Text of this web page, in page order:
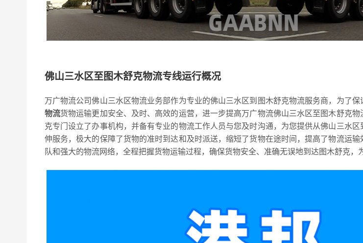
佛山三水区至图木舒克物流专线运行概况
万广物流公司佛山三水区物流业务部作为专业的佛山三水区到图木舒克物流服务商，为了保
物流货物运输更加安全、及时、高效的运营，进一步提高万广物流佛山三水区至图木舒克
克专门设立了办事机构，并备有专业的物流工作人员与您及时沟通，为您提供从佛山三水
伸服务，极大的保障了货物的准时到达和及时派送，缩短了货物在途时间，提高了物流运输
队和强大的物流网络，全程把握货物运输过程，确保货物安全、准确无误地到达图木舒克，